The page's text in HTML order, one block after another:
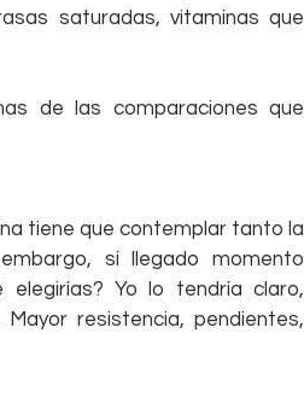
saturadas, vitaminas que
de las comparaciones que
tiene que contemplar tanto la
si llegado momento
elegirías? Yo lo tendría claro,
resistencia, pendientes,